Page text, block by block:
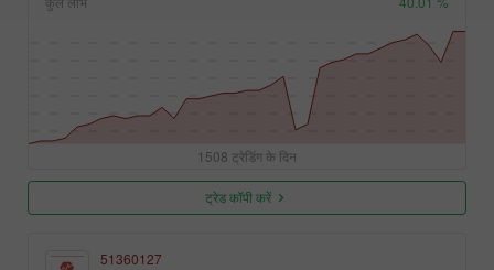
1508 ट्रेडिंग के दिन
ट्रेड कॉपी करें
51360127